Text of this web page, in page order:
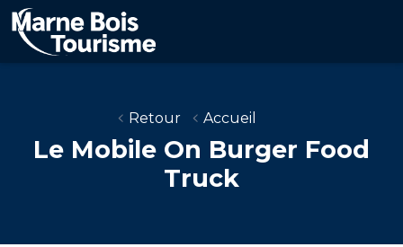
Aller
au
contenu
principal
Retour Accueil
Le Mobile On Burger Food
Truck